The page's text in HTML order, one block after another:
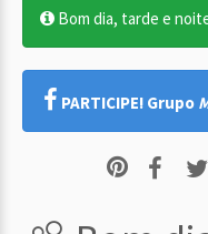
Bom dia, tarde e
PARTICIPE! Grupo